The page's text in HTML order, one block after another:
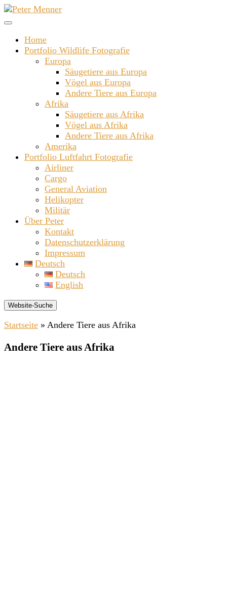
Zum
Inhalt
Home
Portfolio Wildlife Fotografie
Europa
Säugetiere aus Europa
Vögel aus Europa
Andere Tiere aus Europa
Afrika
Säugetiere aus Afrika
Vögel aus Afrika
Andere Tiere aus Afrika
Amerika
Portfolio Luftfahrt Fotografie
Airliner
Cargo
General Aviation
Helikopter
Militär
Über Peter
Kontakt
Datenschutzerklärung
Impressum
Deutsch
Deutsch
English
Website-Suche
Startseite » Andere Tiere aus Afrika
Andere Tiere aus Afrika